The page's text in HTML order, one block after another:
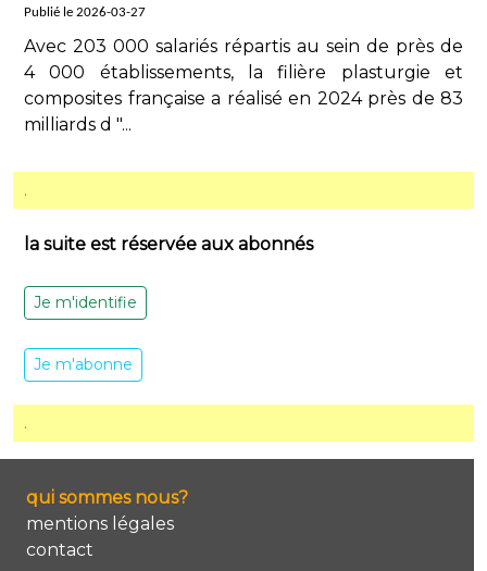
Publié le 2026-03-27
Avec 203 000 salariés répartis au sein de près de
4 000 établissements, la filière plasturgie et
composites française a réalisé en 2024 près de 83
milliards d "...
.
la suite est réservée aux abonnés
Je m'identifie
Je m'abonne
.
qui sommes nous?
mentions légales
contact